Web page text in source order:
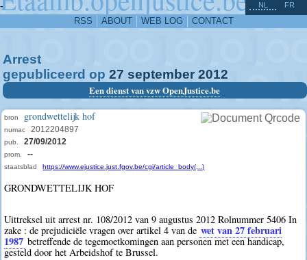
-
RSS ABOUT WEB LOG CONTACT
NL FR
Arrest
gepubliceerd op 27 september 2012
Een dienst van vzw OpenJustice.be
bron grondwettelijk hof
numac 2012204897
pub. 27/09/2012
prom. --
staatsblad https://www.ejustice.just.fgov.be/cgi/article_body(...)
GRONDWETTELIJK HOF
Uittreksel uit arrest nr. 108/2012 van 9 augustus 2012 Rolnummer 5406 In
zake : de prejudiciële vragen over artikel 4 van de wet van 27 februari
1987 betreffende de tegemoetkomingen aan personen met een handicap,
gesteld door het Arbeidshof te Brussel.
^